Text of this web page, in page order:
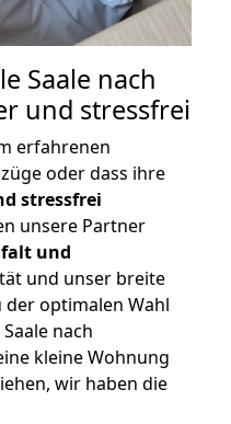
Saale nach
und stressfrei
erfahrenen
oder dass ihre
stressfrei
unsere Partner
und
und unser breite
der optimalen Wahl
nach
kleine Wohnung
wir haben die